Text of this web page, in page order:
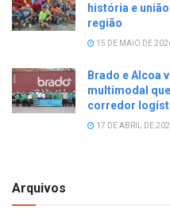
história e
região
15 DE MAIO DE
Brado e Alcoa
multimodal
corredor
17 DE ABRIL DE
Arquivos